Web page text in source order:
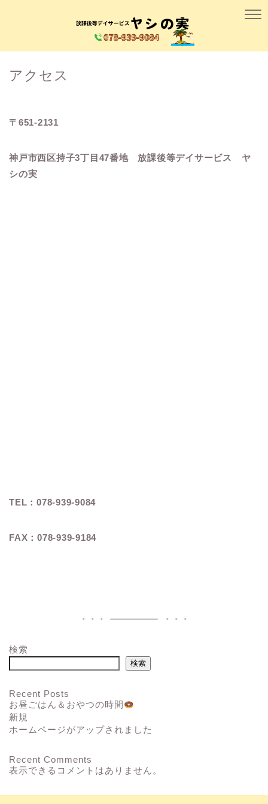
アクセス
〒651-2131
神戸市西区持子3丁目47番地 放課後等デイサービス ヤ
シの実
TEL：078-939-9084
FAX：078-939-9184
検索
検索
Recent Posts
お昼ごはん＆おやつの時間
新規
ホームページがアップされました
Recent Comments
表示できるコメントはありません。